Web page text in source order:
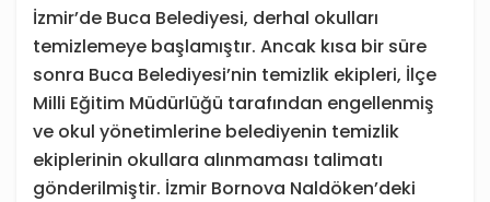
İzmir’de Buca Belediyesi, derhal okulları
temizlemeye başlamıştır. Ancak kısa bir süre
sonra Buca Belediyesi’nin temizlik ekipleri, İlçe
Milli Eğitim Müdürlüğü tarafından engellenmiş
ve okul yönetimlerine belediyenin temizlik
ekiplerinin okullara alınmaması talimatı
gönderilmiştir. İzmir Bornova Naldöken’deki